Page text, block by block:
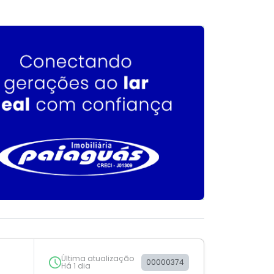
Última atualização
Há 1 dia 00000374